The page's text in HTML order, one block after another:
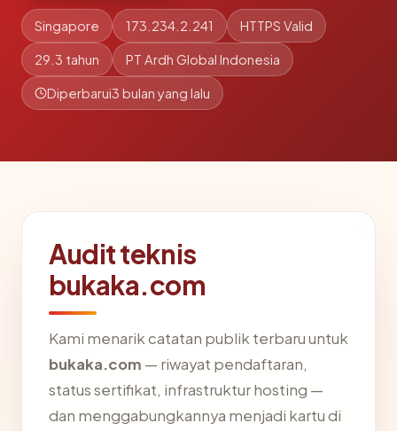
Singapore 173.234.2.241 HTTPS Valid
29.3 tahun PT Ardh Global Indonesia
Diperbarui3 bulan yang lalu
Audit teknis
bukaka.com
Kami menarik catatan publik terbaru untuk
bukaka.com — riwayat pendaftaran,
status sertifikat, infrastruktur hosting —
dan menggabungkannya menjadi kartu di